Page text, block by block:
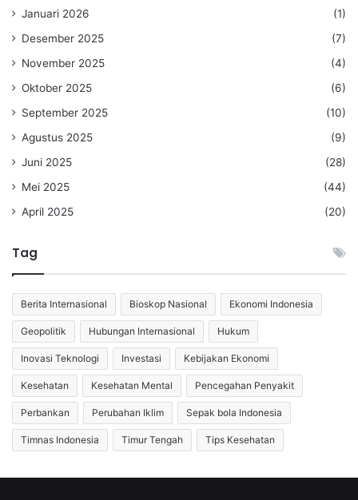
Januari 2026
(1)
Desember 2025
(7)
November 2025
(4)
Oktober 2025
(6)
September 2025
(10)
Agustus 2025
(9)
Juni 2025
(28)
Mei 2025
(44)
April 2025
(20)
Tag
Berita Internasional Bioskop Nasional Ekonomi Indonesia
Geopolitik Hubungan Internasional Hukum
Inovasi Teknologi Investasi Kebijakan Ekonomi
Kesehatan Kesehatan Mental Pencegahan Penyakit
Perbankan Perubahan Iklim Sepak bola Indonesia
Timnas Indonesia Timur Tengah Tips Kesehatan